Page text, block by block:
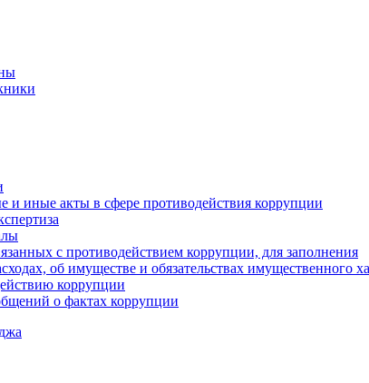
и иные акты в сфере противодействия коррупции
с противодействием коррупции, для заполнения
об имуществе и обязательствах имущественного
коррупции
о фактах коррупции